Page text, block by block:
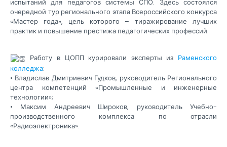
испытаний для педагогов системы СПО. Здесь состоялся
очередной тур регионального этапа Всероссийского конкурса
«Мастер года», цель которого – тиражирование лучших
практик и повышение престижа педагогических профессий.
Работу в ЦОПП курировали эксперты из Раменского
колледжа:
• Владислав Дмитриевич Гудков, руководитель Регионального
центра компетенций «Промышленные и инженерные
технологии»;
• Максим Андреевич Широков, руководитель Учебно-
производственного комплекса по отрасли
«Радиоэлектроника».